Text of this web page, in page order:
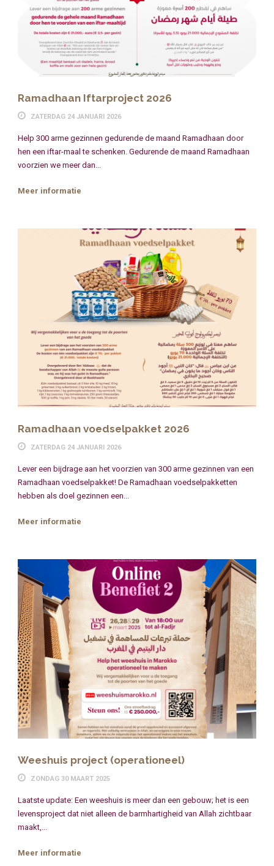
Ramadhaan Iftarproject 2026
ZATERDAG 24 JANUARI 2026
Help 300 arme gezinnen gedurende de maand Ramadhaan door
hen een iftar-maal te schenken. Gedurende de maand Ramadhaan
voorzien we meer dan...
Meer informatie
Ramadhaan voedselpakket 2026
ZATERDAG 24 JANUARI 2026
Lever een bijdrage aan het voorzien van 300 arme gezinnen van een
Ramadhaan voedselpakket! De Ramadhaan voedselpakketten
hebben als doel gezinnen een...
Meer informatie
Weeshuis project (operationeel)
ZONDAG 30 MAART 2025
Laatste update: Een weeshuis is meer dan een gebouw; het is een
levensproject dat niet alleen de barmhartigheid van Allah zichtbaar
maakt,...
Meer informatie